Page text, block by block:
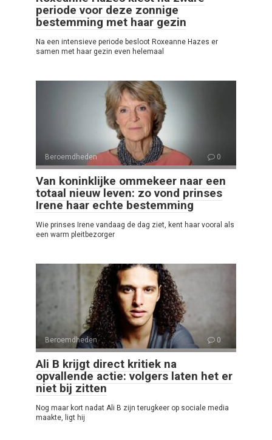
periode voor deze zonnige
bestemming met haar gezin
Na een intensieve periode besloot Roxeanne Hazes er
samen met haar gezin even helemaal
Beroemdheden 0
Van koninklijke ommekeer naar een
totaal nieuw leven: zo vond prinses
Irene haar echte bestemming
Wie prinses Irene vandaag de dag ziet, kent haar vooral als
een warm pleitbezorger
Beroemdheden 0
Ali B krijgt direct kritiek na
opvallende actie: volgers laten het er
niet bij zitten
Nog maar kort nadat Ali B zijn terugkeer op sociale media
maakte, ligt hij